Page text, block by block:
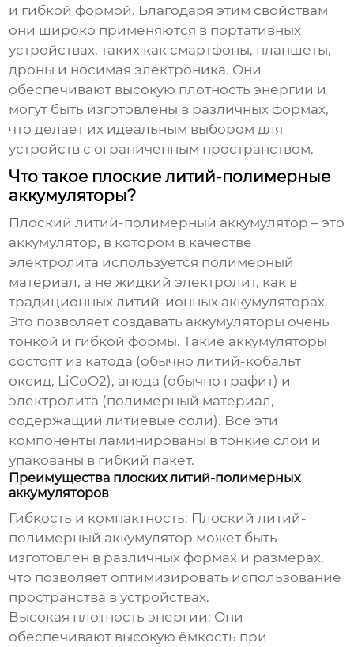
и гибкой формой. Благодаря этим свойствам
они широко применяются в портативных
устройствах, таких как смартфоны, планшеты,
дроны и носимая электроника. Они
обеспечивают высокую плотность энергии и
могут быть изготовлены в различных формах,
что делает их идеальным выбором для
устройств с ограниченным пространством.
Что такое плоские литий-полимерные
аккумуляторы?
Плоский литий-полимерный аккумулятор – это
аккумулятор, в котором в качестве
электролита используется полимерный
материал, а не жидкий электролит, как в
традиционных литий-ионных аккумуляторах.
Это позволяет создавать аккумуляторы очень
тонкой и гибкой формы. Такие аккумуляторы
состоят из катода (обычно литий-кобальт
оксид, LiCoO2), анода (обычно графит) и
электролита (полимерный материал,
содержащий литиевые соли). Все эти
компоненты ламинированы в тонкие слои и
упакованы в гибкий пакет.
Преимущества плоских литий-полимерных
аккумуляторов
Гибкость и компактность: Плоский литий-
полимерный аккумулятор может быть
изготовлен в различных формах и размерах,
что позволяет оптимизировать использование
пространства в устройствах.
Высокая плотность энергии: Они
обеспечивают высокую ёмкость при